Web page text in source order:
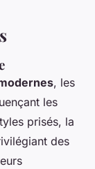
, les
les
prisés, la
des